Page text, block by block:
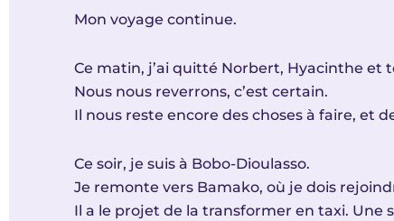
Mon voyage continue.
Ce matin, j’ai quitté Norbert, Hyacinthe et
Nous nous reverrons, c’est certain.
Il nous reste encore des choses à faire, et
Ce soir, je suis à Bobo-Dioulasso.
Je remonte vers Bamako, où je dois
Il a le projet de la transformer en taxi. Une